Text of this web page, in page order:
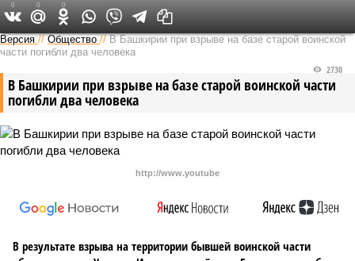
Версия в Башкирии
Версия //Общество //В Башкирии при взрыве на базе старой воинской
части погибли два человека
В Башкирии при взрыве на базе старой воинской части
погибли два человека
2730
http://www.youtube
В результате взрыва на территории бывшей воинской части
0 0 0